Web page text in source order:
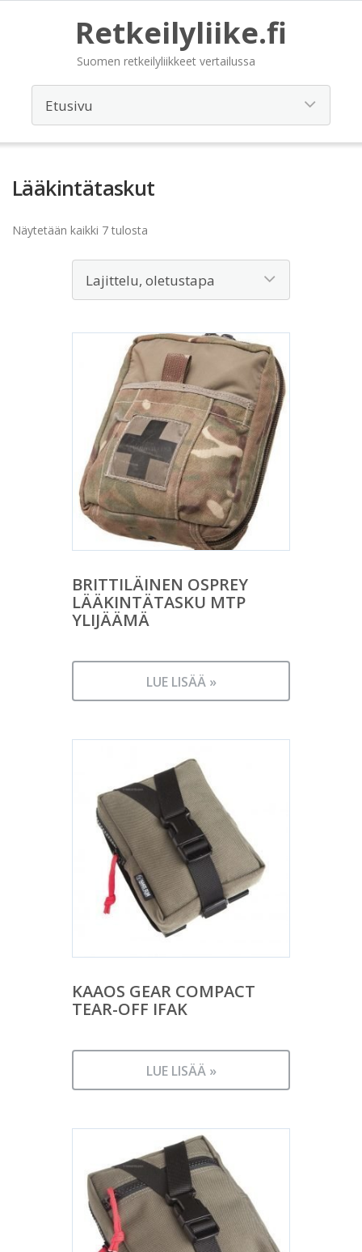
Retkeilyliike.fi
Suomen retkeilyliikkeet vertailussa
Lääkintätaskut
Näytetään kaikki 7 tulosta
BRITTILÄINEN OSPREY
LÄÄKINTÄTASKU MTP
YLIJÄÄMÄ
LUE LISÄÄ »
KAAOS GEAR COMPACT
TEAR-OFF IFAK
LUE LISÄÄ »